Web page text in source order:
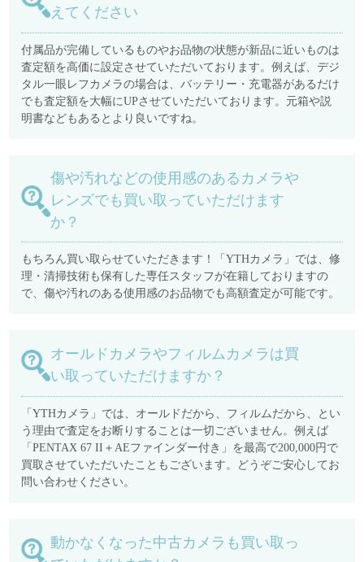
えてください
付属品が完備しているものやお品物の状態が新品に近いものは
査定額を高価に設定させていただいております。例えば、デジ
タル一眼レフカメラの場合は、バッテリー・充電器があるだけ
でも査定額を大幅にUPさせていただいております。元箱や説
明書などもあるとより良いですね。
傷や汚れなどの使用感のあるカメラや
レンズでも買い取っていただけます
か？
もちろん買い取らせていただきます！「YTHカメラ」では、修
理・清掃技術も保有した専任スタッフが在籍しておりますの
で、傷や汚れのある使用感のお品物でも高額査定が可能です。
オールドカメラやフィルムカメラは買
い取っていただけますか？
「YTHカメラ」では、オールドだから、フィルムだから、とい
う理由で査定をお断りすることは一切ございません。例えば
「PENTAX 67 II＋AEファインダー付き」を最高で200,000円で
買取させていただいたこともございます。どうぞご安心してお
問い合わせください。
動かなくなった中古カメラも買い取っ